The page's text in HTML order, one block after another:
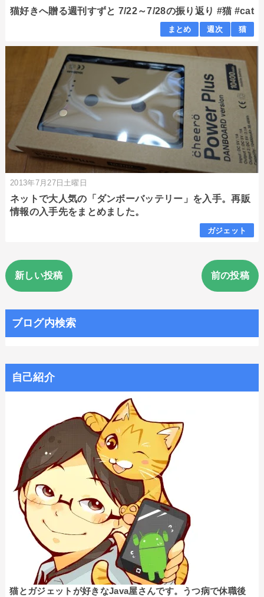
猫好きへ贈る週刊すずと 7/22～7/28の振り返り #猫 #cat
まとめ 週次 猫
2013年7月27日土曜日
ネットで大人気の「ダンボーバッテリー」を入手。再販
情報の入手先をまとめました。
ガジェット
新しい投稿 前の投稿
ブログ内検索
自己紹介
猫とガジェットが好きなJava屋さんです。うつ病で休職後